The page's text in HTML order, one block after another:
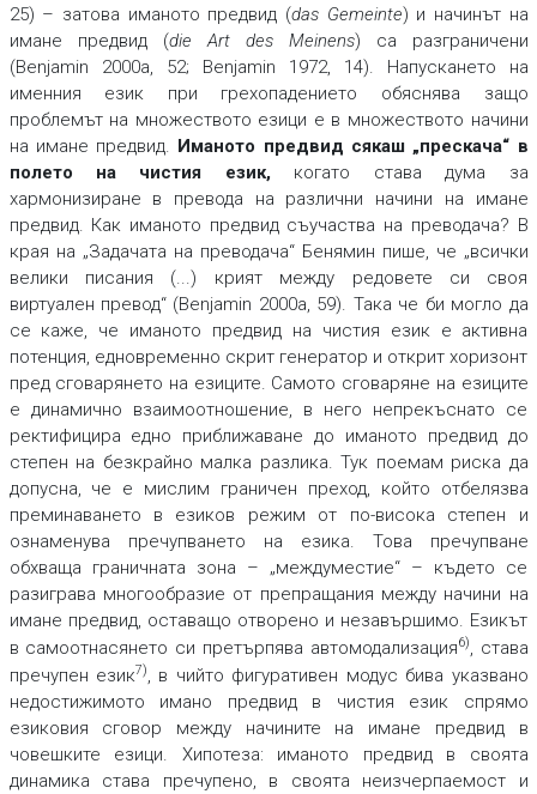
25) – затова иманото предвид (das Gemeinte) и начинът на
имане предвид (die Art des Meinens) са разграничени
(Benjamin 2000a, 52; Benjamin 1972, 14). Напускането на
именния език при грехопадението обяснява защо
проблемът на множеството езици е в множеството начини
на имане предвид. Иманото предвид сякаш „прескача“ в
полето на чистия език, когато става дума за
хармонизиране в превода на различни начини на имане
предвид. Как иманото предвид съучаства на преводача? В
края на „Задачата на преводача“ Бенямин пише, че „всички
велики писания (...) крият между редовете си своя
виртуален превод“ (Benjamin 2000a, 59). Така че би могло да
се каже, че иманото предвид на чистия език е активна
потенция, едновременно скрит генератор и открит хоризонт
пред сговарянето на езиците. Самото сговаряне на езиците
е динамично взаимоотношение, в него непрекъснато се
ректифицира едно приближаване до иманото предвид до
степен на безкрайно малка разлика. Тук поемам риска да
допусна, че е мислим граничен преход, който отбелязва
преминаването в езиков режим от по-висока степен и
ознаменува пречупването на езика. Това пречупване
обхваща граничната зона – „междуместие“ – където се
разиграва многообразие от препращания между начини на
имане предвид, оставащо отворено и незавършимо. Езикът
в самоотнасянето си претърпява автомодализация6), става
пречупен език7), в чийто фигуративен модус бива указвано
недостижимото имано предвид в чистия език спрямо
езиковия сговор между начините на имане предвид в
човешките езици. Хипотеза: иманото предвид в своята
динамика става пречупено, в своята неизчерпаемост и